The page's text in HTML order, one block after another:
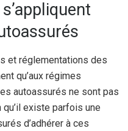
et réglementations des
qu’aux régimes
autoassurés ne sont pas
existe parfois une
d’adhérer à ces